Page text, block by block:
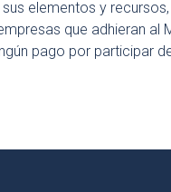
elementos y
que adhieran al
pago por participar